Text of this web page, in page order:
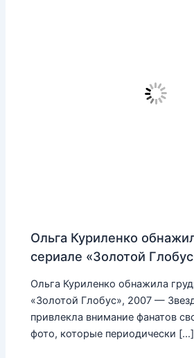
Ольга Куриленко
сериале «Золотой
Ольга Куриленко обнажила
«Золотой Глобус», 2007 —
привлекла внимание фанатов
фото, которые периодически […]